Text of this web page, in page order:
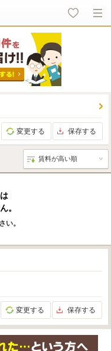
変更する 保存する
。
い。
変更する 保存する